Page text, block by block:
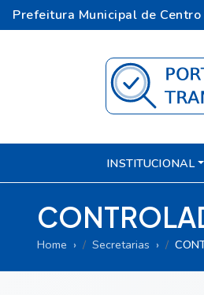
Prefeitura Municipal de
INSTITUCIONAL
Home Secretarias